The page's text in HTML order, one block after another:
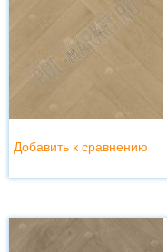
Добавить к сравнению